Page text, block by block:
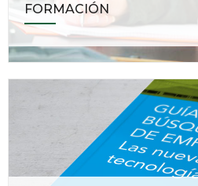
FORMACIÓN